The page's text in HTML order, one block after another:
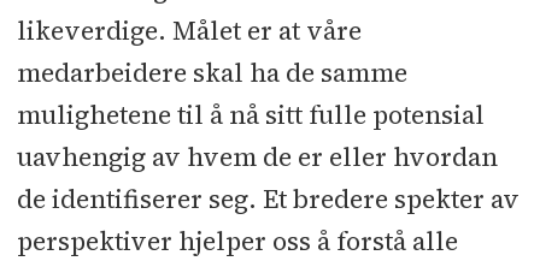
likeverdige. Målet er at våre
medarbeidere skal ha de samme
mulighetene til å nå sitt fulle potensial
uavhengig av hvem de er eller hvordan
de identifiserer seg. Et bredere spekter av
perspektiver hjelper oss å forstå alle